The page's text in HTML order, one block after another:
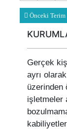
Önceki Terim
Gerçek
ayrı
üzerinden
işletmeler